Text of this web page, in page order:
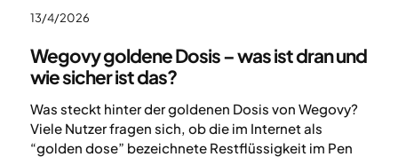
13/4/2026
Wegovy goldene Dosis – was ist dran und
wie sicher ist das?
Was steckt hinter der goldenen Dosis von Wegovy?
Viele Nutzer fragen sich, ob die im Internet als
“golden dose” bezeichnete Restflüssigkeit im Pen